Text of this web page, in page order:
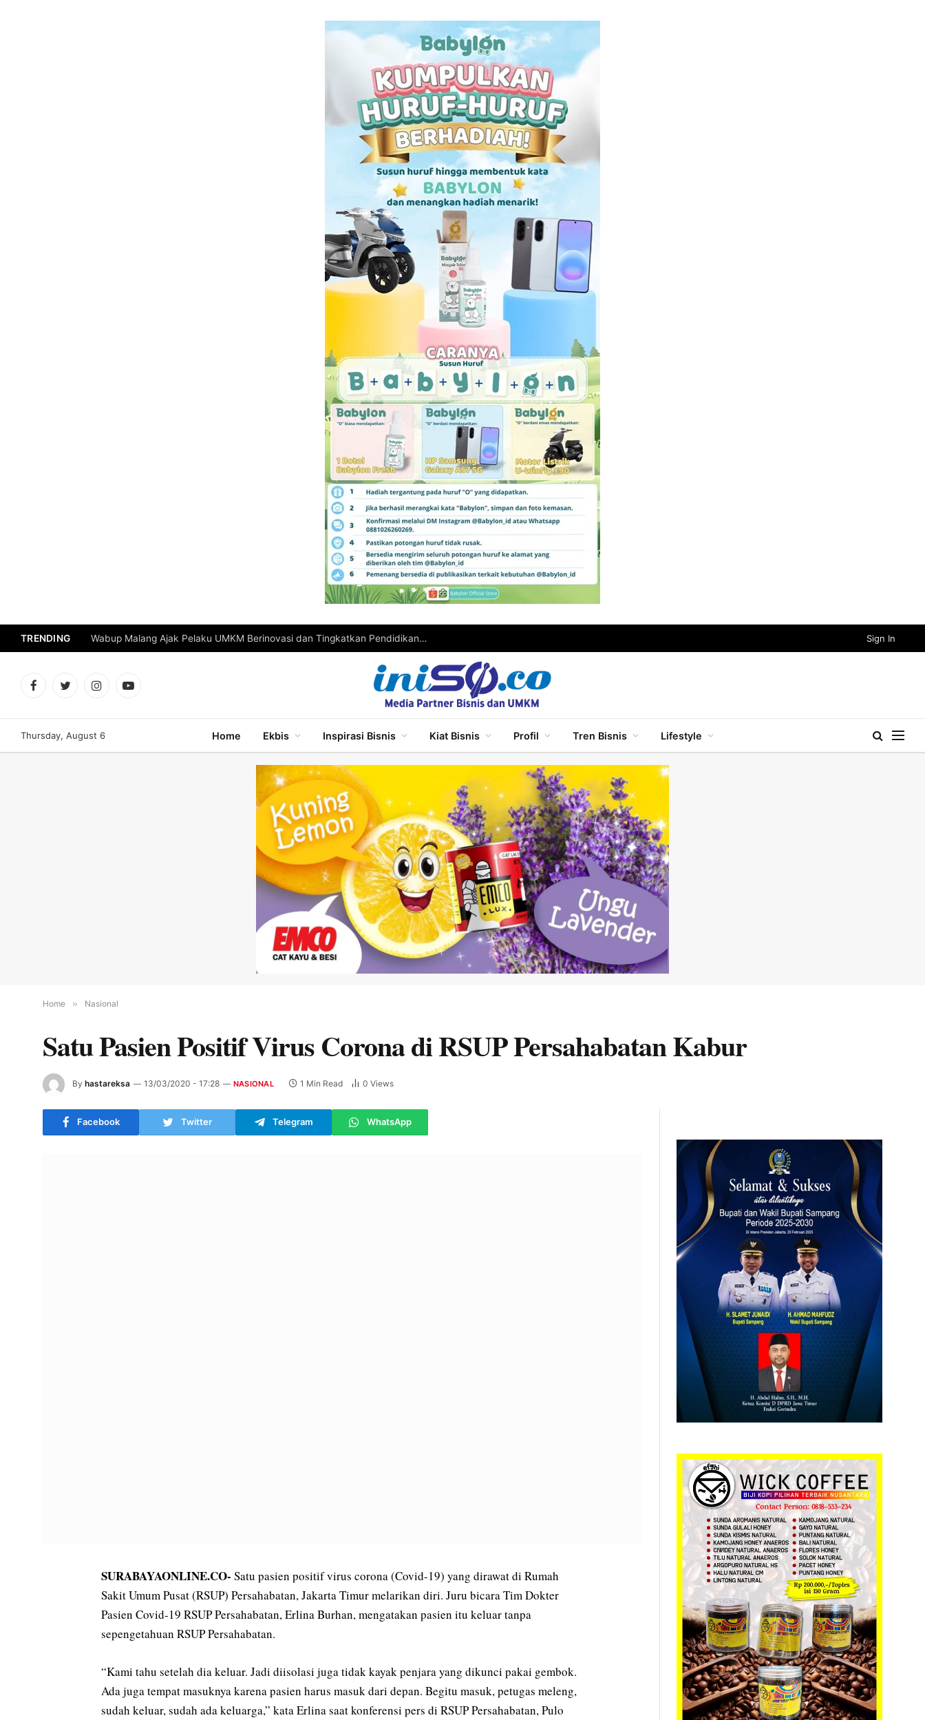
TRENDING Wabup Malang Ajak Pelaku UMKM Berinovasi dan Tingkatkan Pendidikan untuk Bersaing Sign In
FacebookTwitterInstagramYouTube
Thursday, August 6 Home Ekbis Inspirasi Bisnis Kiat Bisnis Profil Tren Bisnis Lifestyle
Home » Nasional
Satu Pasien Positif Virus Corona di RSUP Persahabatan Kabur
By hastareksa 13/03/2020 - 17:28 NASIONAL 1 Min Read 0 Views
Facebook Twitter Telegram WhatsApp
SURABAYAONLINE.CO- Satu pasien positif virus corona (Covid-19) yang dirawat di Rumah
Sakit Umum Pusat (RSUP) Persahabatan, Jakarta Timur melarikan diri. Juru bicara Tim Dokter
Pasien Covid-19 RSUP Persahabatan, Erlina Burhan, mengatakan pasien itu keluar tanpa
sepengetahuan RSUP Persahabatan.
“Kami tahu setelah dia keluar. Jadi diisolasi juga tidak kayak penjara yang dikunci pakai gembok.
Ada juga tempat masuknya karena pasien harus masuk dari depan. Begitu masuk, petugas meleng,
sudah keluar, sudah ada keluarga,” kata Erlina saat konferensi pers di RSUP Persahabatan, Pulo